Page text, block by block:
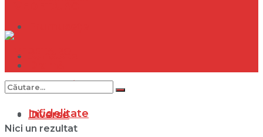
Internațional
Diverse
Infidelitate
Nici un rezultat